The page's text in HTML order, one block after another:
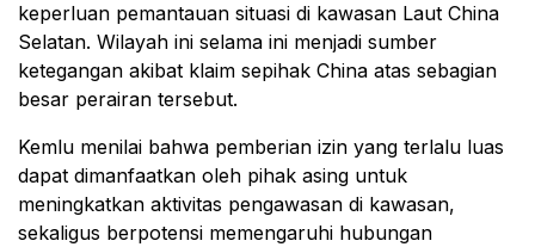
keperluan pemantauan situasi di kawasan Laut China
Selatan. Wilayah ini selama ini menjadi sumber
ketegangan akibat klaim sepihak China atas sebagian
besar perairan tersebut.
Kemlu menilai bahwa pemberian izin yang terlalu luas
dapat dimanfaatkan oleh pihak asing untuk
meningkatkan aktivitas pengawasan di kawasan,
sekaligus berpotensi memengaruhi hubungan